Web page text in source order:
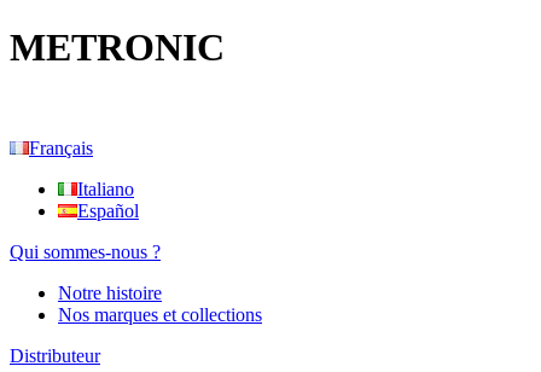
METRONIC
Français
Italiano
Español
Qui sommes-nous ?
Notre histoire
Nos marques et collections
Distributeur